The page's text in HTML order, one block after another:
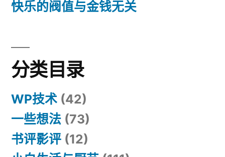
快乐的阀值与金钱无关
分类目录
WP技术 (42)
一些想法 (73)
书评影评 (12)